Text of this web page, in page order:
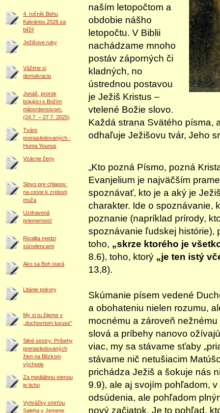
naším letopočtom a
obdobie nášho
letopočtu. V Biblii
nachádzame mnoho
postáv záporných či
kladných, no
ústrednou postavou
je Ježiš Kristus –
vtelené Božie slovo.
Každá strana Svätého písma,
odhaľuje Ježišovu tvár, Jeho
„Kto pozná Písmo, pozná
Evanjelium je najväčším
spoznávať, kto je a aký je
charakter. Ide o spoznávanie,
poznanie (napríklad prírody,
spoznávanie ľudskej histórie),
toho, „skrze ktorého je
8.6), toho, ktorý „je ten istý
13,8).
Skúmanie písem vedené
a obohateniu nielen rozumu,
mocnému a zároveň
slová a príbehy nanovo
viac, my sa stávame sťaby
stávame nič netušiacim
prichádza Ježiš a šokuje nás
9.9), ale aj svojím pohľadom,
odsúdenia, ale pohľadom
nový začiatok. Je to pohľad,
4. ročník Behu
Kalváriou 2026 sa
blíži!
Ježišove ruky
Vážime si
demokraciu
Jonáš, prorok
bojujúci s Božím
milosrdenstvom.
(24.7. – 27.7. 2025)
Tváre
prenasledovaných -
Huma Younus
Vzácne ženy
Slovo pre chlapov:
na ceste k zrelosti
muža
Uzdravená
priemernosť
Rivalita medzi
súrodencami
Ako sa Boh stará
Litánie pokory
My si tu žijeme v
„duchovnom luxuse“
Silné sestry: Príbehy
prenasledovaných
žien na Blízkom
východe
Za mediálnou stenou
je ticho
Vyhrážky smrťou
Saleha v Jemene